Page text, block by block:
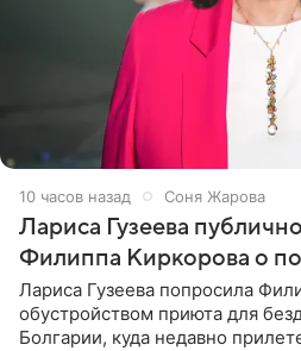
10 часов назад Соня Жарова
Лариса Гузеева
Филиппа Киркорова о
Лариса Гузеева попросила
обустройством приюта для
Болгарии, куда недавно